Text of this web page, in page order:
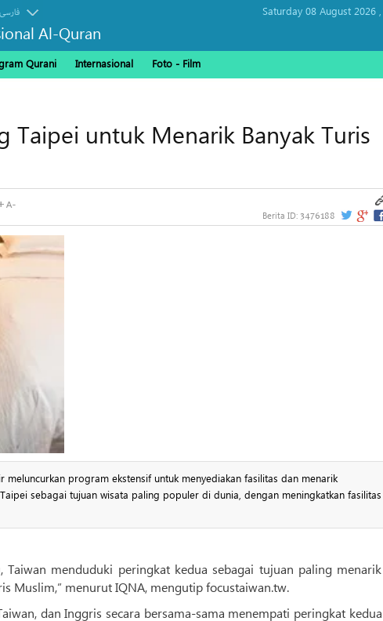
فارسی
Al-Quran
Saturday 08 August 2026 ,
Qurani Internasional Foto - Film
Taipei untuk Menarik Banyak Turis
Berita ID: 3476188
meluncurkan program ekstensif untuk menyediakan fasilitas dan menarik
sebagai tujuan wisata paling populer di dunia, dengan meningkatkan fasilitas
menduduki peringkat kedua sebagai tujuan paling menarik
Muslim,” menurut IQNA, mengutip focustaiwan.tw.
dan Inggris secara bersama-sama menempati peringkat kedua